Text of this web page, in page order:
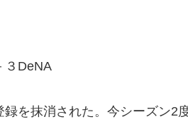
３DeNA
録を抹消された。今シーズン2